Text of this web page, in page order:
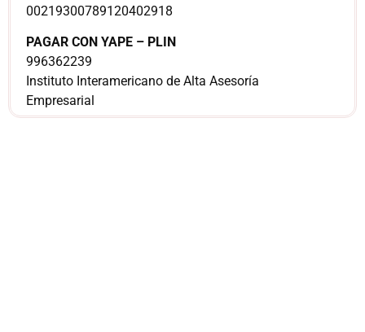
00219300789120402918
PAGAR CON YAPE – PLIN
996362239
Instituto Interamericano de Alta Asesoría
Empresarial